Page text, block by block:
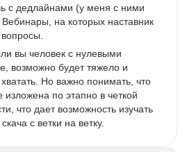
с дедлайнами (у меня с ними
Вебинары, на которых наставник
вы человек с нулевыми
возможно будет тяжело и
Но важно понимать, что
изложена по этапно в четкой
что дает возможность изучать
с ветки на ветку.